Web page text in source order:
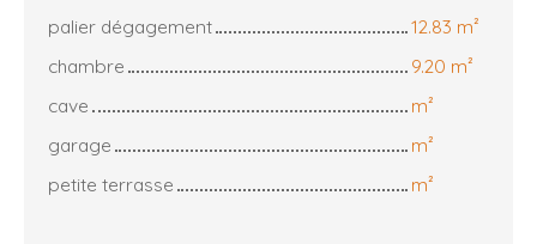
palier dégagement
12.83 m²
chambre
9.20 m²
cave
m²
garage
m²
petite terrasse
m²